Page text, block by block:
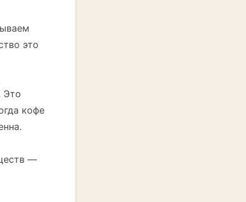
это
Это
кофе
—